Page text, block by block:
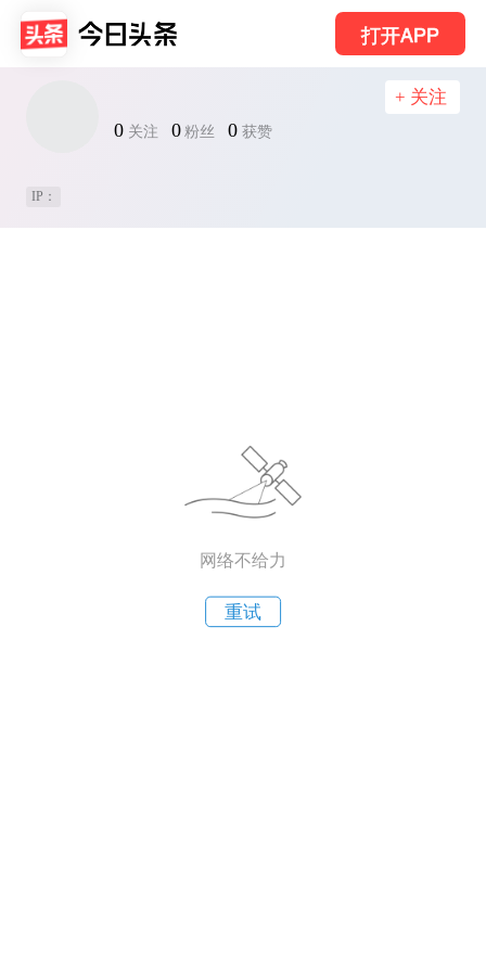
打开APP
0 关注 0 粉丝 0 获赞
+ 关注
IP：
网络不给力
重试